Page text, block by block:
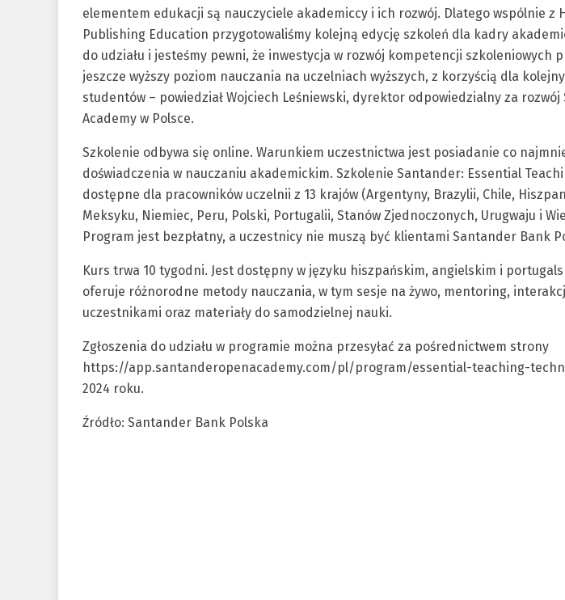
elementem edukacji są nauczyciele akademiccy i ich rozwój. Dlatego wspólnie z
Publishing Education przygotowaliśmy kolejną edycję szkoleń dla kadry
do udziału i jesteśmy pewni, że inwestycja w rozwój kompetencji szkoleniowych
jeszcze wyższy poziom nauczania na uczelniach wyższych, z korzyścią dla
studentów – powiedział Wojciech Leśniewski, dyrektor odpowiedzialny za
Academy w Polsce.
Szkolenie odbywa się online. Warunkiem uczestnictwa jest posiadanie co
doświadczenia w nauczaniu akademickim. Szkolenie Santander: Essential
dostępne dla pracowników uczelnii z 13 krajów (Argentyny, Brazylii, Chile,
Meksyku, Niemiec, Peru, Polski, Portugalii, Stanów Zjednoczonych, Urugwaju i
Program jest bezpłatny, a uczestnicy nie muszą być klientami Santander Bank
Kurs trwa 10 tygodni. Jest dostępny w języku hiszpańskim, angielskim i
oferuje różnorodne metody nauczania, w tym sesje na żywo, mentoring,
uczestnikami oraz materiały do samodzielnej nauki.
Zgłoszenia do udziału w programie można przesyłać za pośrednictwem strony
https://app.santanderopenacademy.com/pl/program/essential-teaching-
2024 roku.
Źródło: Santander Bank Polska